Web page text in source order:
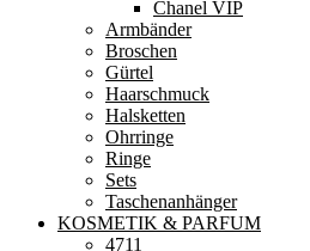
Chanel VIP
Armbänder
Broschen
Gürtel
Haarschmuck
Halsketten
Ohrringe
Ringe
Sets
Taschenanhänger
KOSMETIK & PARFUM
4711